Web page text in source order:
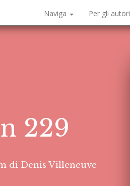
Naviga Per gli autori
229
di Denis Villeneuve